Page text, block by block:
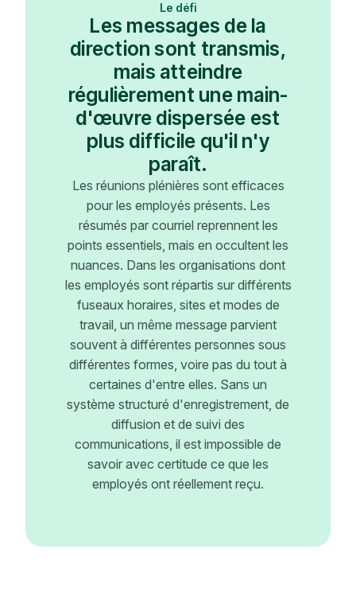
Le défi
Les messages de la
direction sont transmis,
mais atteindre
régulièrement une main-
d'œuvre dispersée est
plus difficile qu'il n'y
paraît.
Les réunions plénières sont efficaces
pour les employés présents. Les
résumés par courriel reprennent les
points essentiels, mais en occultent les
nuances. Dans les organisations dont
les employés sont répartis sur différents
fuseaux horaires, sites et modes de
travail, un même message parvient
souvent à différentes personnes sous
différentes formes, voire pas du tout à
certaines d'entre elles. Sans un
système structuré d'enregistrement, de
diffusion et de suivi des
communications, il est impossible de
savoir avec certitude ce que les
employés ont réellement reçu.